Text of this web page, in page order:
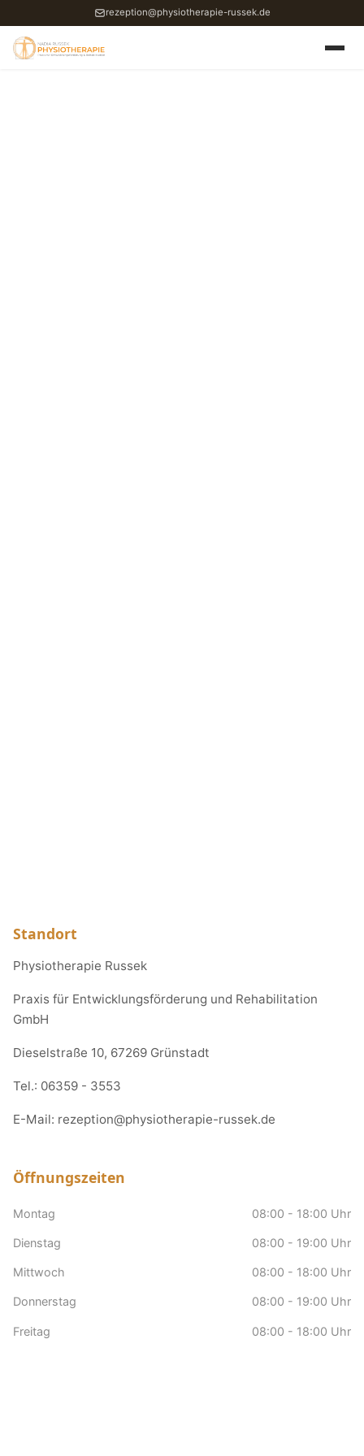
rezeption@physiotherapie-russek.de
Standort
Physiotherapie Russek
Praxis für Entwicklungsförderung und Rehabilitation
GmbH
Dieselstraße 10, 67269 Grünstadt
Tel.: 06359 - 3553
E-Mail: rezeption@physiotherapie-russek.de
Öffnungszeiten
Montag 08:00 - 18:00 Uhr
Dienstag 08:00 - 19:00 Uhr
Mittwoch 08:00 - 18:00 Uhr
Donnerstag 08:00 - 19:00 Uhr
Freitag 08:00 - 18:00 Uhr